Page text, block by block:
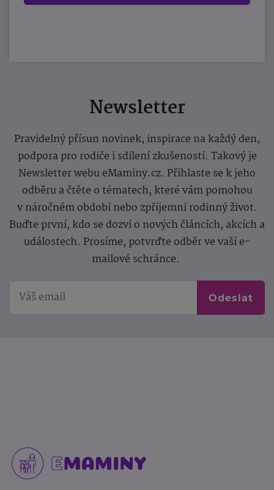
Newsletter
Pravidelný přísun novinek, inspirace na každý den,
podpora pro rodiče i sdílení zkušeností. Takový je
Newsletter webu eMaminy.cz. Přihlaste se k jeho
odběru a čtěte o tématech, které vám pomohou
v náročném období nebo zpříjemní rodinný život.
Buďte první, kdo se dozví o nových článcích, akcích a
událostech. Prosíme, potvrďte odběr ve vaší e-
mailové schránce.
Odeslat